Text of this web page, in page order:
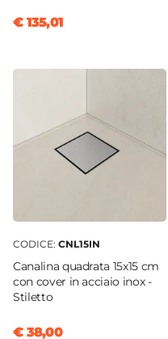
€ 135,01
CODICE: CNL15IN
Canalina quadrata 15x15 cm
con cover in acciaio inox -
Stiletto
€ 38,00